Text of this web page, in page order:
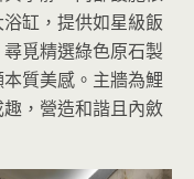
缸，提供如星級飯
覓精選綠色原石製
質美感。主牆為鯉
，營造和諧且內斂